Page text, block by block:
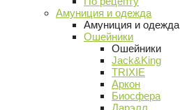
Амуниция и одежда
Амуниция и одежда
Ошейники
Ошейники
Jack&King
TRIXIE
Аркон
Биосфера
Дарэлл